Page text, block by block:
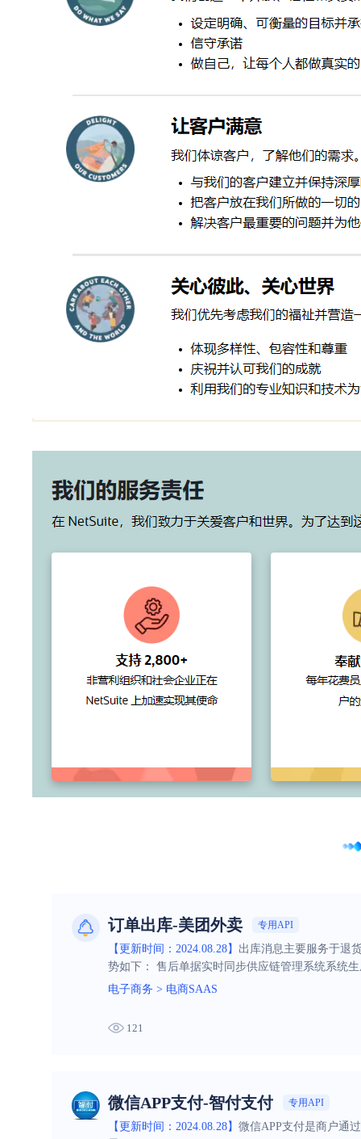
订单出库-美团外卖 专用API
【更新时间：2024.08.28】 出库消息主要服务于退
势如下： 售后单据实时同步供应链管理系统系统
电子商务 > 电商SAAS
121
微信APP支付-智付支付 专用API
【更新时间：2024.08.28】 微信APP支付是商户通